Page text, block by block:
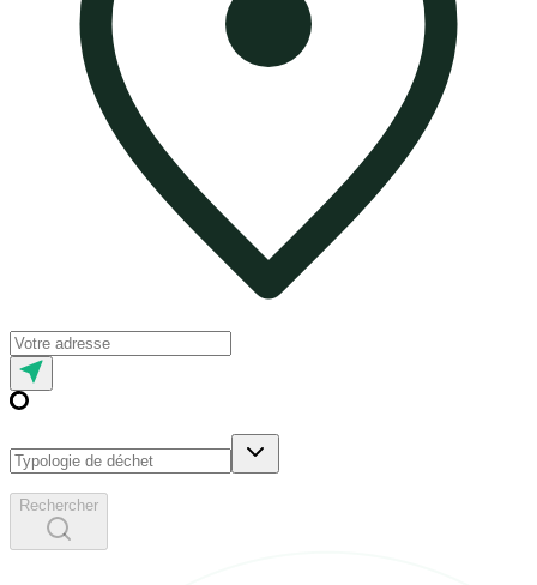
Rechercher